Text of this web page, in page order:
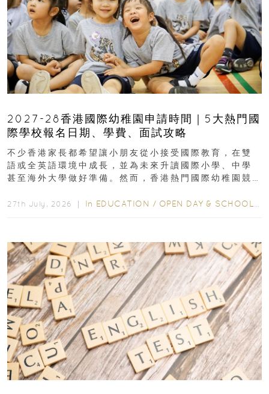
2027-28香港國際幼稚園申請時間｜5大熱門國
際學校報名日期、學費、面試攻略
不少香港家長都希望讓小朋友從小接受國際教育，在雙
語或全英語環境中成長，並為未來升讀國際小學、中學
甚至海外大學做好準備。然而，香港熱門國際幼稚園競
27th July, 2026 ｜ In EDUCATION / OPEN DAY & SCHOOL EVENTS